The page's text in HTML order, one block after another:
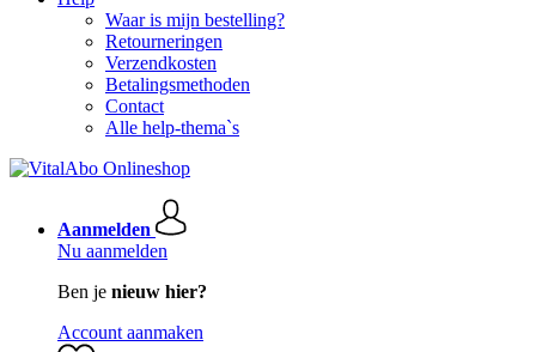
Waar is mijn bestelling?
Retourneringen
Verzendkosten
Betalingsmethoden
Contact
Alle help-thema`s
Aanmelden
Nu aanmelden
Ben je nieuw hier?
Account aanmaken